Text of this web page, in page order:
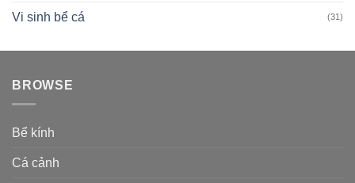
Vi sinh bể cá (31)
BROWSE
Bể kính
Cá cảnh